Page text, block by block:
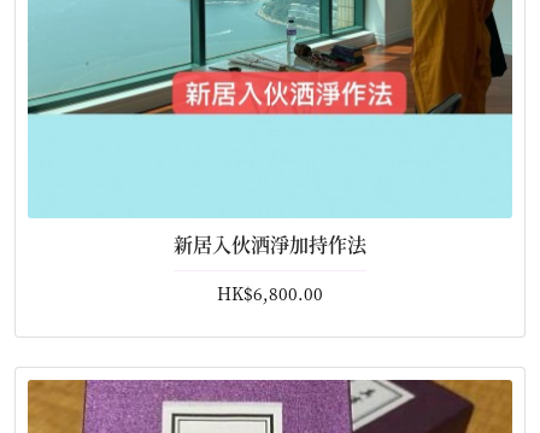
新居入伙洒淨加持作法
HK$6,800.00